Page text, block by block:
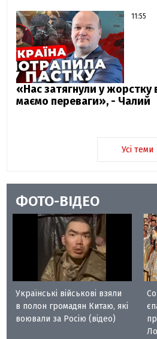
11:55
«Нас затягнули у жорстку
маємо переваги», - Чалий
Усі теми
ФОТО-ВІДЕО
Українські військові взяли
в полон громадян Китаю, які
воювали за Росію (відео)